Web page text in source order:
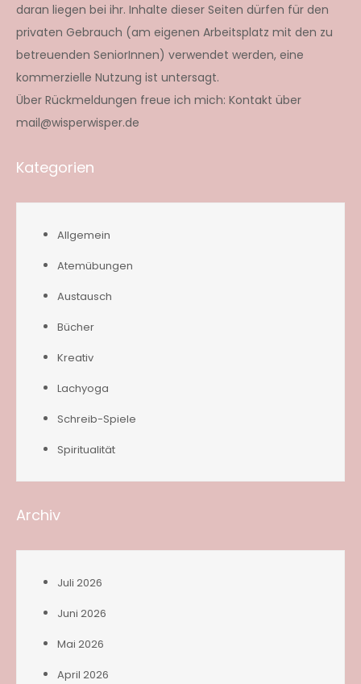
daran liegen bei ihr. Inhalte dieser Seiten dürfen für den
privaten Gebrauch (am eigenen Arbeitsplatz mit den zu
betreuenden SeniorInnen) verwendet werden, eine
kommerzielle Nutzung ist untersagt.
Über Rückmeldungen freue ich mich: Kontakt über
mail@wisperwisper.de
Kategorien
Allgemein
Atemübungen
Austausch
Bücher
Kreativ
Lachyoga
Schreib-Spiele
Spiritualität
Archiv
Juli 2026
Juni 2026
Mai 2026
April 2026